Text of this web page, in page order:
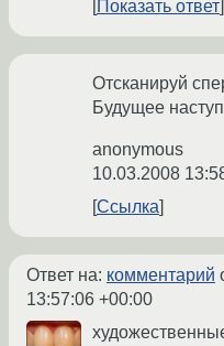
Показать ответ
Отсканируй
Будущее
anonymous
10.03.2008
Ссылка
Ответ на: комментарий
13:57:06 +00:00